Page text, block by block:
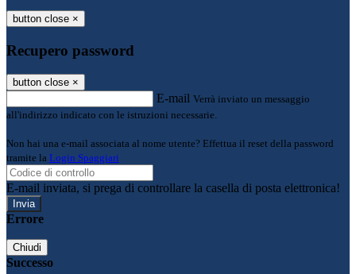
button close ×
Recupero password
button close ×
E-mail Verrà inviato un messaggio
all'indirizzo indicato con le istruzioni necessarie.
Non hai una e-mail associata al nome utente? Effettua il reset della password
tramite la Login Spaggiari
E-mail inviata, si prega di controllare la casella di posta elettronica!
Errore
Chiudi
Successo